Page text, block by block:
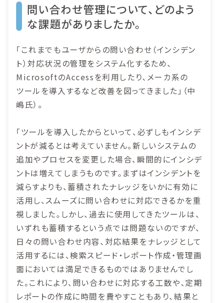
問い合わせ管理について、どのよう
な課題がありましたか。
「これまでもユーザからの問い合わせ（インシデン
ト）対応状況の管理をシステム化するため、
MicrosoftのAccessを利用したり、メーカ系の
ツールを導入するなど改善を図ってきました」（中
嶋氏）。
「ツールを導入したからといって、必ずしもインシデ
ントが減るとは考えていません。新しいシステムの
追加やプロセスを変更した場合、瞬間的にインシデ
ントは増えてしまうものです。まずはインシデントを
減らすよりも、蓄積されたナレッジをいかに有効に
活用し、スムーズに問い合わせに対応できるかを重
視しました。しかし、過去に使用してきたツールは、
いずれも蓄積するという点では問題ないのですが、
日々の問い合わせ内容、対応結果をナレッジとして
活用するには、検索スピード・レポート作成・管理画
面においては満足できるものではありませんでし
た。これにより、問い合わせに対応する工数や、定期
レポートの作成に時間を費やすこともあり、結果と